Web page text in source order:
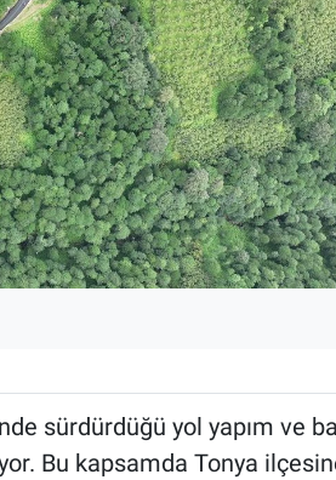
sürdürdüğü yol yapım ve
Bu kapsamda Tonya